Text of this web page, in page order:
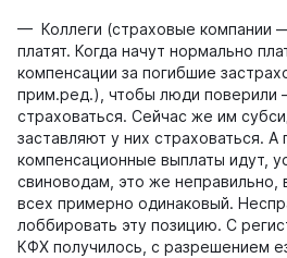
— Коллеги (страховые компании
платят. Когда начут нормально
компенсации за погибшие
прим.ред.), чтобы люди поверили
страховаться. Сейчас же им
заставляют у них страховаться. А
компенсационные выплаты идут,
свиноводам, это же неправильно,
всех примерно одинаковый.
лоббировать эту позицию. С
КФХ получилось, с разрешением